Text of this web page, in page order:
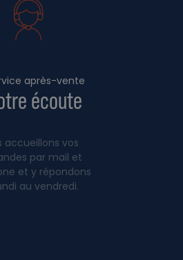
après-vente
écoute
accueillons vos
par mail et
et y répondons
au vendredi.